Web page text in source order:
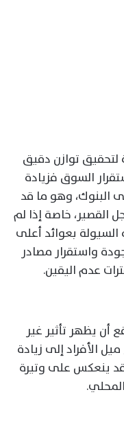
لتحقيق توازن دقيق
السوق فزيادة
البنوك، وهو ما قد
خاصة إذا لم
بعوائد أعلى
واستقرار مصادر
عدم اليقين.
يظهر تأثير غير
الأفراد إلى زيادة
قد ينعكس على وتيرة